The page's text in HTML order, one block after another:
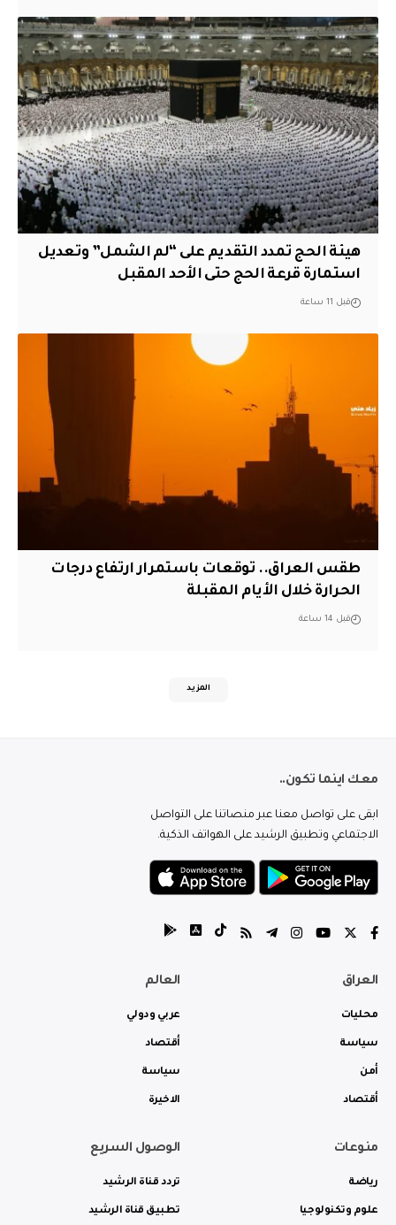
هيئة الحج تمدد التقديم على “لم الشمل” وتعديل
استمارة قرعة الحج حتى الأحد المقبل
قبل 11 ساعة
طقس العراق.. توقعات باستمرار ارتفاع درجات
الحرارة خلال الأيام المقبلة
قبل 14 ساعة
المزيد
معك اينما تكون..
ابقى على تواصل معنا عبر منصاتنا على التواصل
الاجتماعي وتطبيق الرشيد على الهواتف الذكية.
العراق
محليات
سياسة
أمن
أقتصاد
العالم
عربي ودولي
أقتصاد
سياسة
الاخيرة
منوعات
رياضة
علوم وتكنولوجيا
الوصول السريع
تردد قناة الرشيد
تطبيق قناة الرشيد